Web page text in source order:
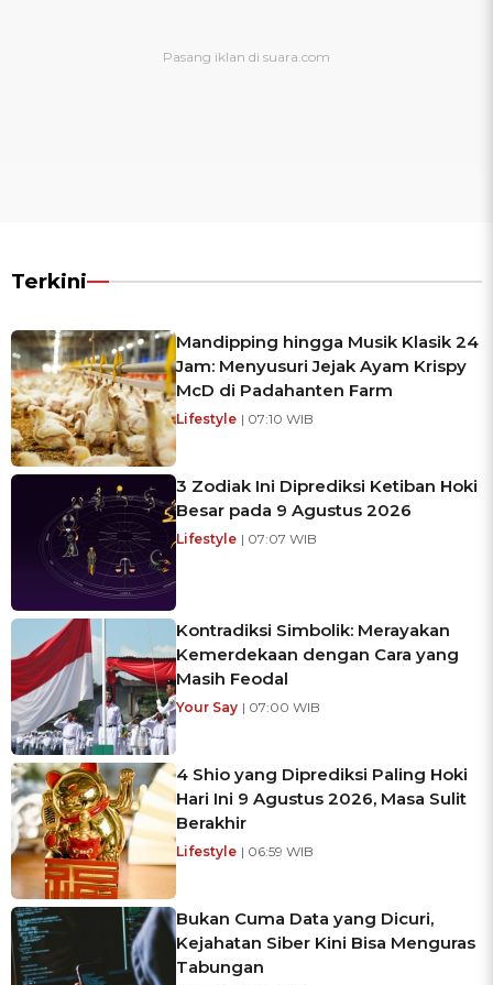
Terkini
Mandipping hingga Musik Klasik 24
Jam: Menyusuri Jejak Ayam Krispy
McD di Padahanten Farm
Lifestyle | 07:10 WIB
3 Zodiak Ini Diprediksi Ketiban Hoki
Besar pada 9 Agustus 2026
Lifestyle | 07:07 WIB
Kontradiksi Simbolik: Merayakan
Kemerdekaan dengan Cara yang
Masih Feodal
Your Say | 07:00 WIB
4 Shio yang Diprediksi Paling Hoki
Hari Ini 9 Agustus 2026, Masa Sulit
Berakhir
Lifestyle | 06:59 WIB
Bukan Cuma Data yang Dicuri,
Kejahatan Siber Kini Bisa Menguras
Tabungan